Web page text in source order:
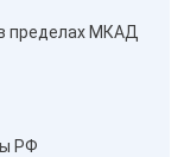
пределах МКАД
РФ